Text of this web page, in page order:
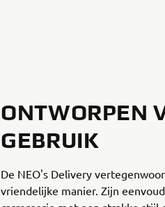
ONTWORPEN
GEBRUIK
De NEO's Delivery
vriendelijke manier. Zijn